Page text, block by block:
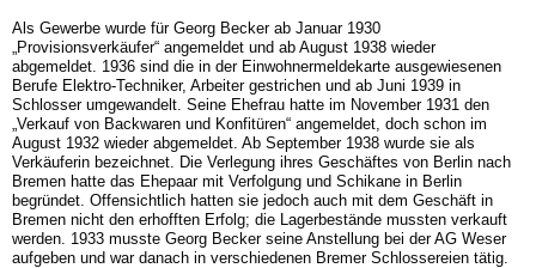
Als Gewerbe wurde für Georg Becker ab Januar 1930
„Provisionsverkäufer“ angemeldet und ab August 1938 wieder
abgemeldet. 1936 sind die in der Einwohnermeldekarte ausgewiesenen
Berufe Elektro-Techniker, Arbeiter gestrichen und ab Juni 1939 in
Schlosser umgewandelt. Seine Ehefrau hatte im November 1931 den
„Verkauf von Backwaren und Konfitüren“ angemeldet, doch schon im
August 1932 wieder abgemeldet. Ab September 1938 wurde sie als
Verkäuferin bezeichnet. Die Verlegung ihres Geschäftes von Berlin nach
Bremen hatte das Ehepaar mit Verfolgung und Schikane in Berlin
begründet. Offensichtlich hatten sie jedoch auch mit dem Geschäft in
Bremen nicht den erhofften Erfolg; die Lagerbestände mussten verkauft
werden. 1933 musste Georg Becker seine Anstellung bei der AG Weser
aufgeben und war danach in verschiedenen Bremer Schlossereien tätig.